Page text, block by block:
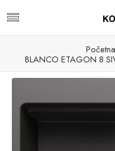
Početna
BLANCO ETAGON 8